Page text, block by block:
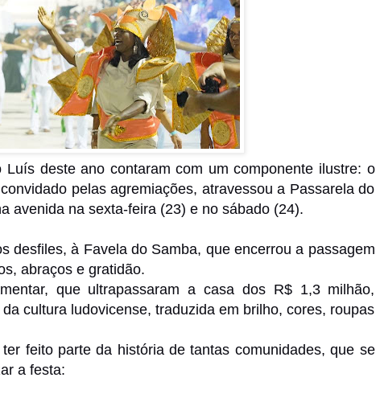
deste ano contaram com um componente ilustre: o
pelas agremiações, atravessou a Passarela do
avenida na sexta-feira (23) e no sábado (24).
desfiles, à Favela do Samba, que encerrou a passagem
abraços e gratidão.
que ultrapassaram a casa dos R$ 1,3 milhão,
cultura ludovicense, traduzida em brilho, cores, roupas
feito parte da história de tantas comunidades, que se
a festa: